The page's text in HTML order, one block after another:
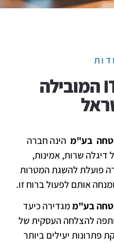
חברת ה-IT המובילה
בע"מ הינה חברה
דיגלה שרות, אמינות,
פועלת להשגת המטרות
אותם לפעול ברוח זו.
בע"ממגדירה כיעד
להצלחה העסקית של
פתרונות יעילים ביותר